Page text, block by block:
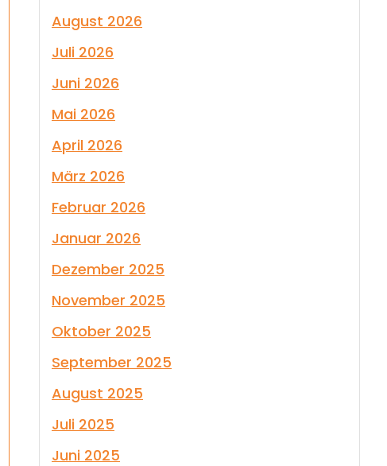
August 2026
Juli 2026
Juni 2026
Mai 2026
April 2026
März 2026
Februar 2026
Januar 2026
Dezember 2025
November 2025
Oktober 2025
September 2025
August 2025
Juli 2025
Juni 2025